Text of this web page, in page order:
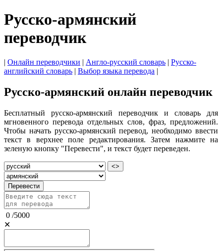
Русско-армянский
переводчик
| Онлайн переводчики | Англо-русский словарь | Русско-
английский словарь | Выбор языка перевода |
Русско-армянский онлайн переводчик
Бесплатный русско-армянский переводчик и словарь для
мгновенного перевода отдельных слов, фраз, предложений.
Чтобы начать русско-армянский перевод, необходимо ввести
текст в верхнее поле редактирования. Затем нажмите на
зеленую кнопку "Перевести", и текст будет переведен.
<>
Перевести
0 /5000
✕